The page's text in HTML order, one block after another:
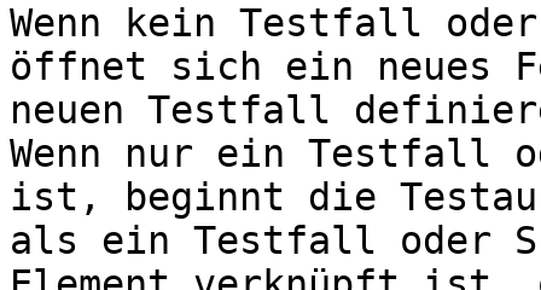
Wenn kein Testfall
öffnet sich ein neues
neuen Testfall
Wenn nur ein Testfall
ist, beginnt die
als ein Testfall oder